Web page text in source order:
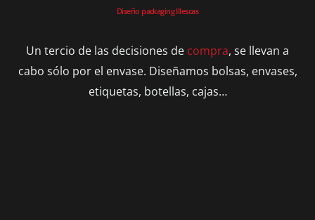
Diseño packaging Illescas
Un tercio de las decisiones de compra, se llevan a
cabo sólo por el envase. Diseñamos bolsas, envases,
etiquetas, botellas, cajas…